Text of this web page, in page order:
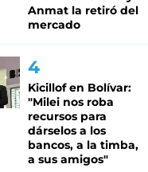
Anmat la retiró del
mercado
Kicillof en Bolívar:
"Milei nos roba
recursos para
dárselos a los
bancos, a la timba,
a sus amigos"